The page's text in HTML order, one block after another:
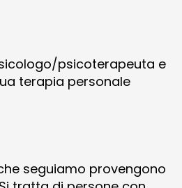
psicoterapeuta e
terapia personale
seguiamo provengono